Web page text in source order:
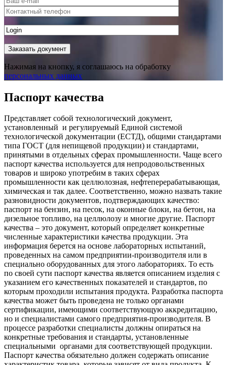
Нажимая на кнопку, я соглашаюсь на обработку
персональных данных
Паспорт качества
Представляет собой технологический документ,
установленный и регулируемый Единой системой
технологической документации (ЕСТД), общими стандартами
типа ГОСТ (для непищевой продукции) и стандартами,
принятыми в отдельных сферах промышленности. Чаще всего
паспорт качества используется для непродовольственных
товаров и широко употребим в таких сферах
промышленности как целлюлозная, нефтеперерабатывающая,
химическая и так далее. Соответственно, можно назвать такие
разновидности документов, подтверждающих качество:
паспорт на бензин, на песок, на оконные блоки, на бетон, на
дизельное топливо, на целлюлозу и многие другие. Паспорт
качества – это документ, который определяет конкретные
численные характеристики качества продукции. Эта
информация берется на основе лабораторных испытаний,
проведенных на самом предприятии-производителя или в
специально оборудованных для этого лабораториях. То есть
по своей сути паспорт качества является описанием изделия с
указанием его качественных показателей и стандартов, по
которым проходили испытания продукта. Разработка паспорта
качества может быть проведена не только органами
сертификации, имеющими соответствующую аккредитацию,
но и специалистами самого предприятия-производителя. В
процессе разработки специалисты должны опираться на
конкретные требования и стандарты, установленные
специальными органами для соответствующей продукции.
Паспорт качества обязательно должен содержать описание